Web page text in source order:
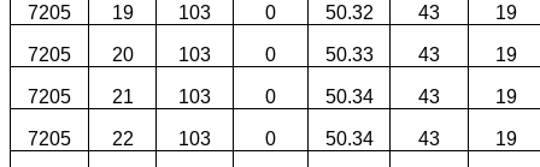
7205 19 103 0 50.32 43 19
7205 20 103 0 50.33 43 19
7205 21 103 0 50.34 43 19
7205 22 103 0 50.34 43 19